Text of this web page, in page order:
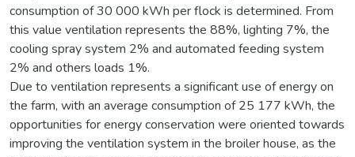
consumption of 30 000 kWh per flock is determined. From
this value ventilation represents the 88%, lighting 7%, the
cooling spray system 2% and automated feeding system
2% and others loads 1%.
Due to ventilation represents a significant use of energy on
the farm, with an average consumption of 25 177 kWh, the
opportunities for energy conservation were oriented towards
improving the ventilation system in the broiler house, as the